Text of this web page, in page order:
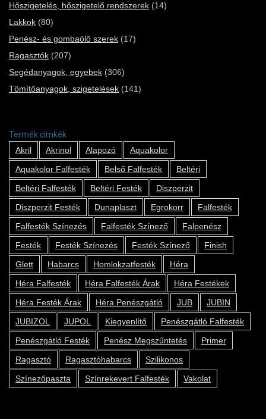
Hőszigetelés, hőszigetelő rendszerek (14)
Lakkok (80)
Penész- és gombaölő szerek (17)
Ragasztók (207)
Segédanyagok, egyebek (306)
Tömítőanyagok, szigetelések (141)
Termék címkék
Akril
Akrinol Alapozó
Aquakolor
Aquakolor Falfesték
Belső Falfesték
Beltéri
Beltéri Falfesték
Beltéri Festék
Diszperzit
Diszperzit Festék
Dunaplaszt Egrokorr
Falfesték
Falfesték Színezés
Falfesték Színező
Falpenész
Festék
Festék Színezés Festék Színező
Finish
Glett
Habarcs Homlokzatfesték
Héra
Héra Falfesték
Héra Falfesték Árak
Héra Festékek
Héra Festék Árak
Héra Penészgátló JUB
JUBIN
JUBIZOL
JUPOL Kiegyenlítő
Penészgátló Falfesték
Penészgátló Festék
Penész Megszűntetés
Primer
Ragasztó
Ragasztóhabarcs
Szilikonos
Színezőpaszta
Színrekevert Falfesték Vakolat